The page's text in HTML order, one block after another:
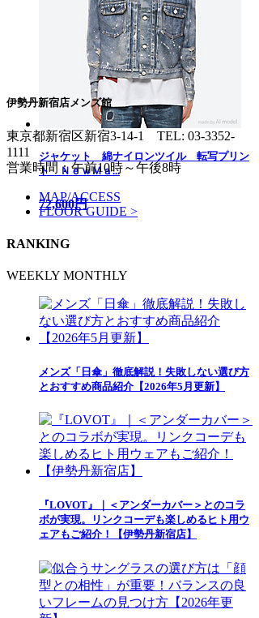
ジャケット 綿ナイロンツイル 転写プリン
ト ＮｅｗＭａ...
72,600円
伊勢丹新宿店メンズ館
東京都新宿区新宿3-14-1 TEL: 03-3352-
1111
営業時間：午前10時～午後8時
MAP/ACCESS
FLOOR GUIDE >
RANKING
WEEKLY MONTHLY
メンズ「日傘」徹底解説！失敗しない選び方
とおすすめ商品紹介【2026年5月更新】
『LOVOT』｜＜アンダーカバー＞とのコラ
ボが実現。リンクコーデも楽しめるヒト用ウ
ェアもご紹介！【伊勢丹新宿店】